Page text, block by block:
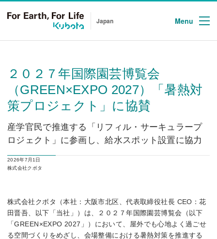
Japan Menu
２０２７年国際園芸博覧会
（GREEN×EXPO 2027）「暑熱対
策プロジェクト」に協賛
産学官民で推進する「リフィル・サーキュラープ
ロジェクト」に参画し、給水スポット設置に協力
2026年7月1日
株式会社クボタ
株式会社クボタ（本社：大阪市北区、代表取締役社長 CEO：花
田晋吾、以下「当社」）は、２０２７年国際園芸博覧会（以下
「GREEN×EXPO 2027」）において、屋外でも心地よく過ごせ
る空間づくりをめざし、会場整備における暑熱対策を推進する